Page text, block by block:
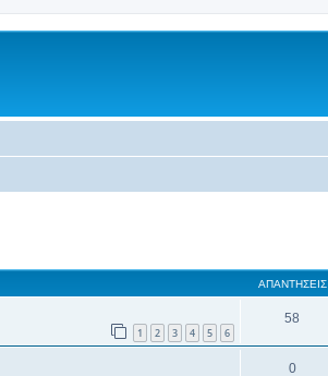
ΑΠΑΝΤΉΣΕΙΣ
1 2 3 4 5 6
58
0